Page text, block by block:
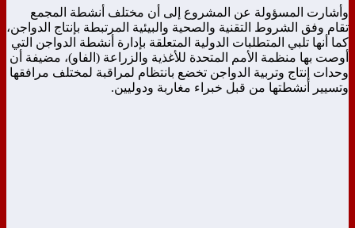
وأشارت المسؤولة عن المشروع إلى أن مختلف أنشطة المجمع
تقام وفق الشروط التقنية والصحية والبيئية المرتبطة بإنتاج الدواجن،
كما أنها تلبي المتطلبات الدولية المتعلقة بإدارة أنشطة الدواجن التي
أوصت بها منظمة الأمم المتحدة للأغذية والزراعة (الفاو)، مضيفة أن
وحدات إنتاج وتربية الدواجن تخضع بانتظام لمراقبة لمختلف مرافقها
وتسيير أنشطتها من قبل خبراء مغاربة ودوليين.